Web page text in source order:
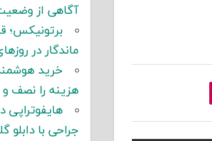
آگاهی از
برتونیکس؛
ماندگار در
خرید
هزینه را نصف و
هایفوتراپی
جراحی با دابلو